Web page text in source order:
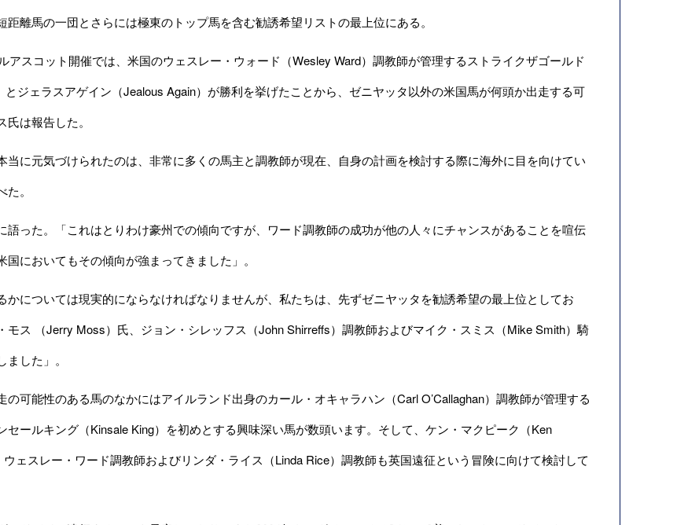
距離馬の一団とさらには極東のトップ馬を含む勧誘希望リストの最上位にある。
アスコット開催では、米国のウェスレー・ウォード（Wesley Ward）調教師が管理するストライクザゴールド
とジェラスアゲイン（Jealous Again）が勝利を挙げたことから、ゼニヤッタ以外の米国馬が何頭か出走する可
は報告した。
に元気づけられたのは、非常に多くの馬主と調教師が現在、自身の計画を検討する際に海外に目を向けてい
。
った。「これはとりわけ豪州での傾向ですが、ワード調教師の成功が他の人々にチャンスがあることを喧伝
国においてもその傾向が強まってきました」。
については現実的にならなければなりませんが、私たちは、先ずゼニヤッタを勧誘希望の最上位としてお
モス （Jerry Moss）氏、ジョン・シレッフス（John Shirreffs）調教師およびマイク・スミス（Mike Smith）騎
した」。
可能性のある馬のなかにはアイルランド出身のカール・オキャラハン（Carl O’Callaghan）調教師が管理する
セールキング（Kinsale King）を初めとする興味深い馬が数頭います。そして、ケン・マクピーク（Ken
ェスレー・ワード調教師およびリンダ・ライス（Linda Rice）調教師も英国遠征という冒険に向けて検討して